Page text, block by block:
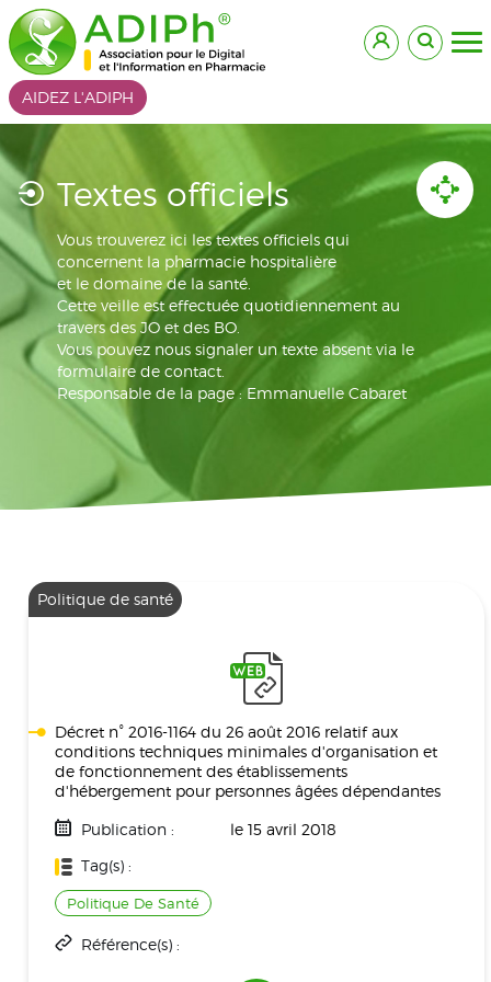
AIDEZ L'ADIPH
Textes officiels
Vous trouverez ici les textes officiels qui
concernent la pharmacie hospitalière
et le domaine de la santé.
Cette veille est effectuée quotidiennement au
travers des JO et des BO.
Vous pouvez nous signaler un texte absent via le
formulaire de contact.
Responsable de la page : Emmanuelle Cabaret
Politique de santé
Décret n° 2016-1164 du 26 août 2016 relatif aux
conditions techniques minimales d'organisation et
de fonctionnement des établissements
d'hébergement pour personnes âgées dépendantes
Publication :
le 15 avril 2018
Tag(s) :
Politique De Santé
Référence(s) :